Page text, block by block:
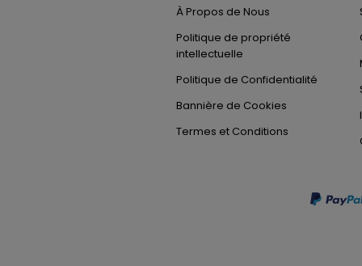
À Propos de Nous
Politique de propriété
intellectuelle
Politique de Confidentialité
Bannière de Cookies
Termes et Conditions